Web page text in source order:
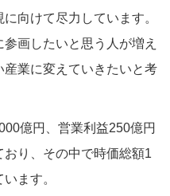
向けて尽力しています。
画したいと思う人が増え
業に変えていきたいと考
億円、営業利益250億円
り、その中で時価総額1
ます。